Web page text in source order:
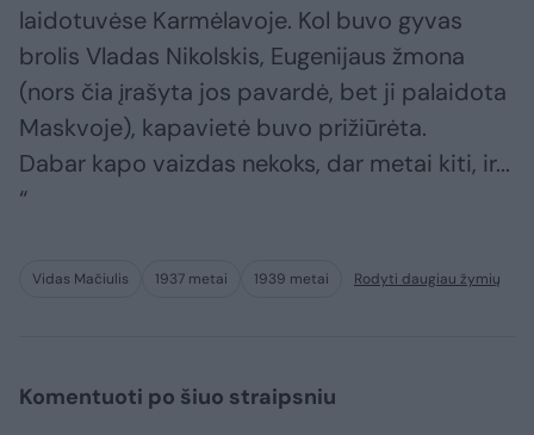
laidotuvėse Karmėlavoje. Kol buvo gyvas
brolis Vladas Nikolskis, Eugenijaus žmona
(nors čia įrašyta jos pavardė, bet ji palaidota
Maskvoje), kapavietė buvo prižiūrėta.
Dabar kapo vaizdas nekoks, dar metai kiti, ir...
“
Vidas Mačiulis 1937 metai 1939 metai Rodyti daugiau žymių
Komentuoti po šiuo straipsniu